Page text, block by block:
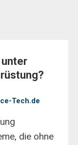
Tech.de
die ohne